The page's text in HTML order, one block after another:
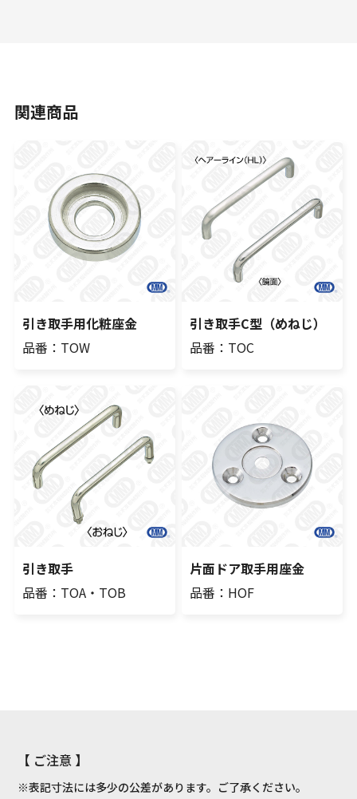
関連商品
引き取手用化粧座金
品番：TOW
引き取手C型（めねじ）
品番：TOC
引き取手
品番：TOA・TOB
片面ドア取手用座金
品番：HOF
【 ご注意 】
※表記寸法には多少の公差があります。ご了承ください。